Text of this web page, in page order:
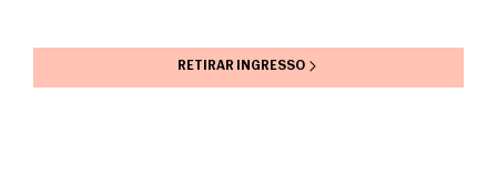
RETIRAR INGRESSO